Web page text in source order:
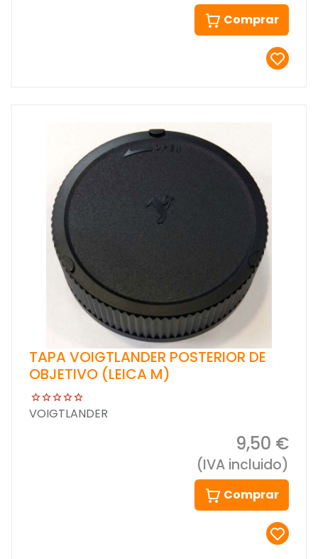
Comprar
TAPA VOIGTLANDER POSTERIOR DE
OBJETIVO (LEICA M)
VOIGTLANDER
9,50 €
(IVA incluido)
Comprar